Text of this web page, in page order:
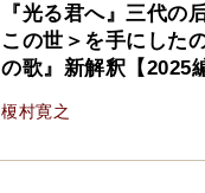
『光る君へ』三代の
この世＞を手にした
の歌』新解釈【2025
榎村寛之